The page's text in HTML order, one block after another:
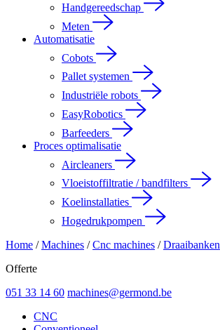
Handgereedschap
Meten
Automatisatie
Cobots
Pallet systemen
Industriële robots
EasyRobotics
Barfeeders
Proces optimalisatie
Aircleaners
Vloeistoffiltratie / bandfilters
Koelinstallaties
Hogedrukpompen
Home / Machines / Cnc machines / Draaibanken
Offerte
051 33 14 60 machines@germond.be
CNC